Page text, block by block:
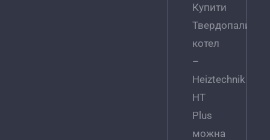
Купити
котел
–
Heiztechnik
HT
Plus
можна